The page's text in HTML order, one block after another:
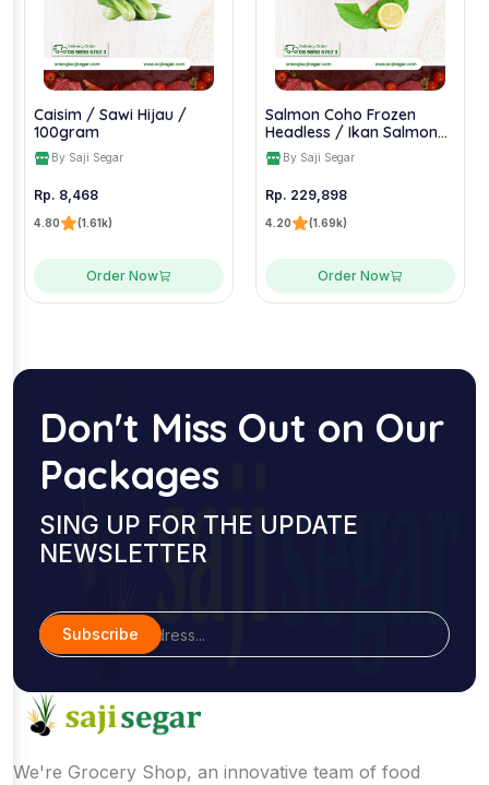
Caisim / Sawi Hijau /
100gram
By Saji Segar
Rp. 8,468
4.80 (1.61k)
Order Now
Salmon Coho Frozen
Headless / Ikan Salmon
(Tanpa Kepala) Beku /
Salmon HL
By Saji Segar
Rp. 229,898
4.20 (1.69k)
Order Now
Don't Miss Out on Our
Packages
SING UP FOR THE UPDATE
NEWSLETTER
Subscribe
We're Grocery Shop, an innovative team of food